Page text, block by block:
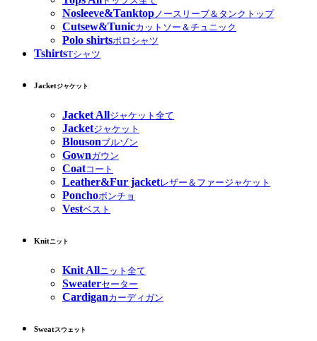
Nosleeve&Tanktop ノースリーブ＆タンクトップ
Cutsew&Tunicカットソー＆チュニック
Polo shirtsポロシャツ
TshirtsTシャツ
Jacketジャケット
Jacket Allジャケット全て
Jacketジャケット
Blousonブルゾン
Gownガウン
Coatコート
Leather&Fur jacketレザー＆ファージャケット
Ponchoポンチョ
Vestベスト
Knitニット
Knit Allニット全て
Sweaterセーター
Cardiganカーディガン
Sweatスウェット